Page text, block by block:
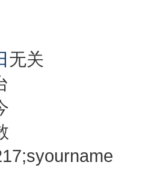
无关